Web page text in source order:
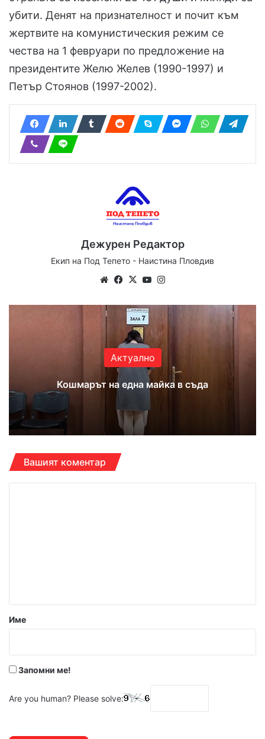
убити. Денят на признателност и почит към
жертвите на комунистическия режим се
чества на 1 февруари по предложение на
президентите Желю Желев (1990-1997) и
Петър Стоянов (1997-2002).
Дежурен Редактор
Екип на Под Тепето - Наистина Пловдив
WebsiteFacebook
X YouTube
Актуално
Кошмарът на една майка в съда
Вашият коментар
р
Име
Запомни ме!
Are you human? Please solve: